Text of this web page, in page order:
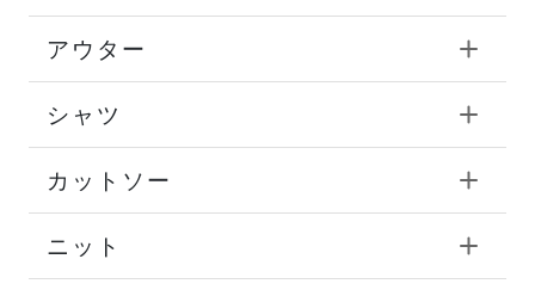
アウター
シャツ
カットソー
ニット